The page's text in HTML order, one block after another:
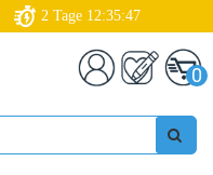
2 Tage 12:35:46
0